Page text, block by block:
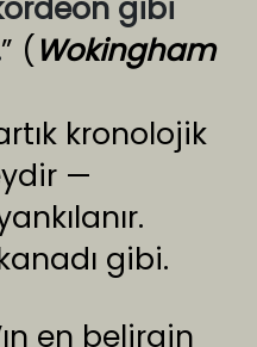
gibi
” ( Wokingham
kronolojik
—
gibi.
en belirgin